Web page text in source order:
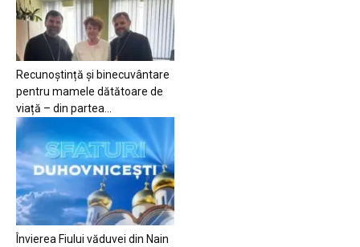
Recunoștință și binecuvântare
pentru mamele dătătoare de
viață – din partea...
Învierea Fiului văduvei din Nain